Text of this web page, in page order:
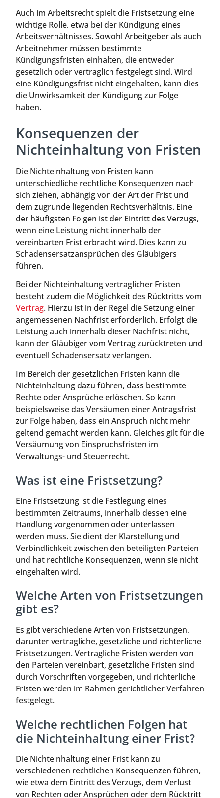
Auch im Arbeitsrecht spielt die Fristsetzung eine
wichtige Rolle, etwa bei der Kündigung eines
Arbeitsverhältnisses. Sowohl Arbeitgeber als auch
Arbeitnehmer müssen bestimmte
Kündigungsfristen einhalten, die entweder
gesetzlich oder vertraglich festgelegt sind. Wird
eine Kündigungsfrist nicht eingehalten, kann dies
die Unwirksamkeit der Kündigung zur Folge
haben.
Konsequenzen der
Nichteinhaltung von Fristen
Die Nichteinhaltung von Fristen kann
unterschiedliche rechtliche Konsequenzen nach
sich ziehen, abhängig von der Art der Frist und
dem zugrunde liegenden Rechtsverhältnis. Eine
der häufigsten Folgen ist der Eintritt des Verzugs,
wenn eine Leistung nicht innerhalb der
vereinbarten Frist erbracht wird. Dies kann zu
Schadensersatzansprüchen des Gläubigers
führen.
Bei der Nichteinhaltung vertraglicher Fristen
besteht zudem die Möglichkeit des Rücktritts vom
Vertrag. Hierzu ist in der Regel die Setzung einer
angemessenen Nachfrist erforderlich. Erfolgt die
Leistung auch innerhalb dieser Nachfrist nicht,
kann der Gläubiger vom Vertrag zurücktreten und
eventuell Schadensersatz verlangen.
Im Bereich der gesetzlichen Fristen kann die
Nichteinhaltung dazu führen, dass bestimmte
Rechte oder Ansprüche erlöschen. So kann
beispielsweise das Versäumen einer Antragsfrist
zur Folge haben, dass ein Anspruch nicht mehr
geltend gemacht werden kann. Gleiches gilt für die
Versäumung von Einspruchsfristen im
Verwaltungs- und Steuerrecht.
Was ist eine Fristsetzung?
Eine Fristsetzung ist die Festlegung eines
bestimmten Zeitraums, innerhalb dessen eine
Handlung vorgenommen oder unterlassen
werden muss. Sie dient der Klarstellung und
Verbindlichkeit zwischen den beteiligten Parteien
und hat rechtliche Konsequenzen, wenn sie nicht
eingehalten wird.
Welche Arten von Fristsetzungen
gibt es?
Es gibt verschiedene Arten von Fristsetzungen,
darunter vertragliche, gesetzliche und richterliche
Fristsetzungen. Vertragliche Fristen werden von
den Parteien vereinbart, gesetzliche Fristen sind
durch Vorschriften vorgegeben, und richterliche
Fristen werden im Rahmen gerichtlicher Verfahren
festgelegt.
Welche rechtlichen Folgen hat
die Nichteinhaltung einer Frist?
Die Nichteinhaltung einer Frist kann zu
verschiedenen rechtlichen Konsequenzen führen,
wie etwa dem Eintritt des Verzugs, dem Verlust
von Rechten oder Ansprüchen oder dem Rücktritt